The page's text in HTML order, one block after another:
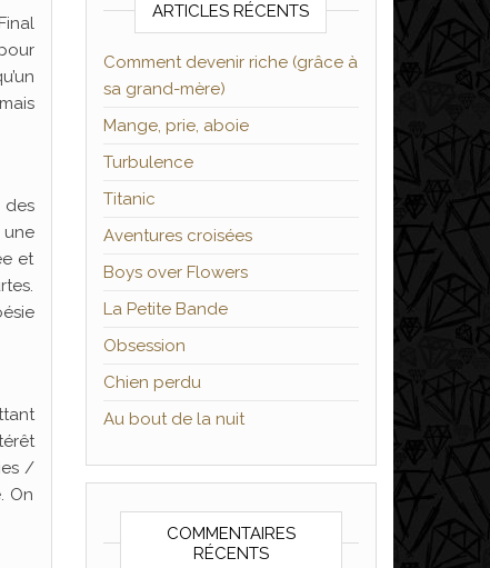
des
et
/
On
ARTICLES RÉCENTS
Comment devenir riche (grâce à
sa grand-mère)
Mange, prie, aboie
Turbulence
Titanic
Aventures croisées
Boys over Flowers
La Petite Bande
Obsession
Chien perdu
Au bout de la nuit
COMMENTAIRES
RÉCENTS